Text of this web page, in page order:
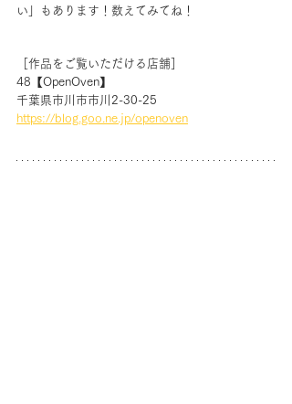
い」もあります！数えてみてね！
［作品をご覧いただける店舗］
48【OpenOven】
千葉県市川市市川2-30-25
https://blog.goo.ne.jp/openoven